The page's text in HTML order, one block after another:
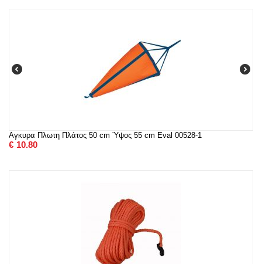
Αγκυρα Πλωτη Πλάτος 50 cm Ύψος 55 cm Eval 00528-1
€ 10.80